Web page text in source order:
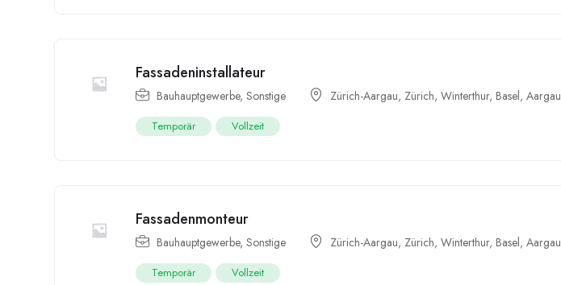
Fassadeninstallateur
Bauhauptgewerbe, Sonstige Zürich-Aargau, Zürich, Winterthur, Basel, Aargau
Temporär Vollzeit
Fassadenmonteur
Bauhauptgewerbe, Sonstige Zürich-Aargau, Zürich, Winterthur, Basel, Aargau
Temporär Vollzeit